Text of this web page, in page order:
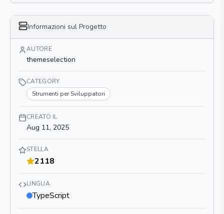
Informazioni sul Progetto
AUTORE
themeselection
CATEGORY
Strumenti per Sviluppatori
CREATO IL
Aug 11, 2025
STELLA
2118
LINGUA
TypeScript